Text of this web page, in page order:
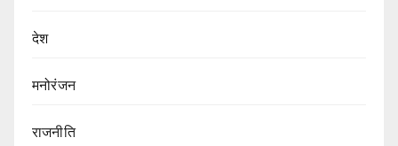
देश
मनोरंजन
राजनीति